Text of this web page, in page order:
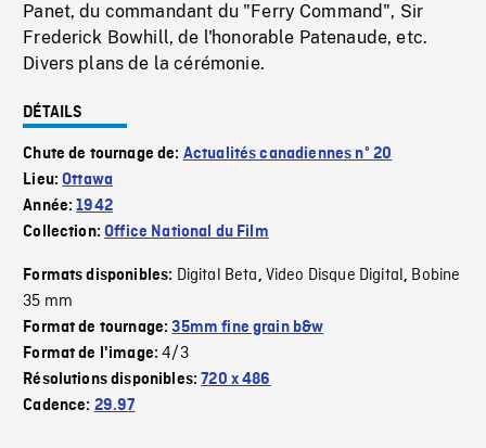
Panet, du commandant du "Ferry Command", Sir
Frederick Bowhill, de l'honorable Patenaude, etc.
Divers plans de la cérémonie.
DÉTAILS
Chute de tournage de: Actualités canadiennes nº 20
Lieu:Ottawa
Année:1942
Collection:Office National du Film
Formats disponibles: Digital Beta, Video Disque Digital, Bobine
35 mm
Format de tournage:35mm fine grain b&w
Format de l'image:4/3
Résolutions disponibles:720 x 486
Cadence: 29.97